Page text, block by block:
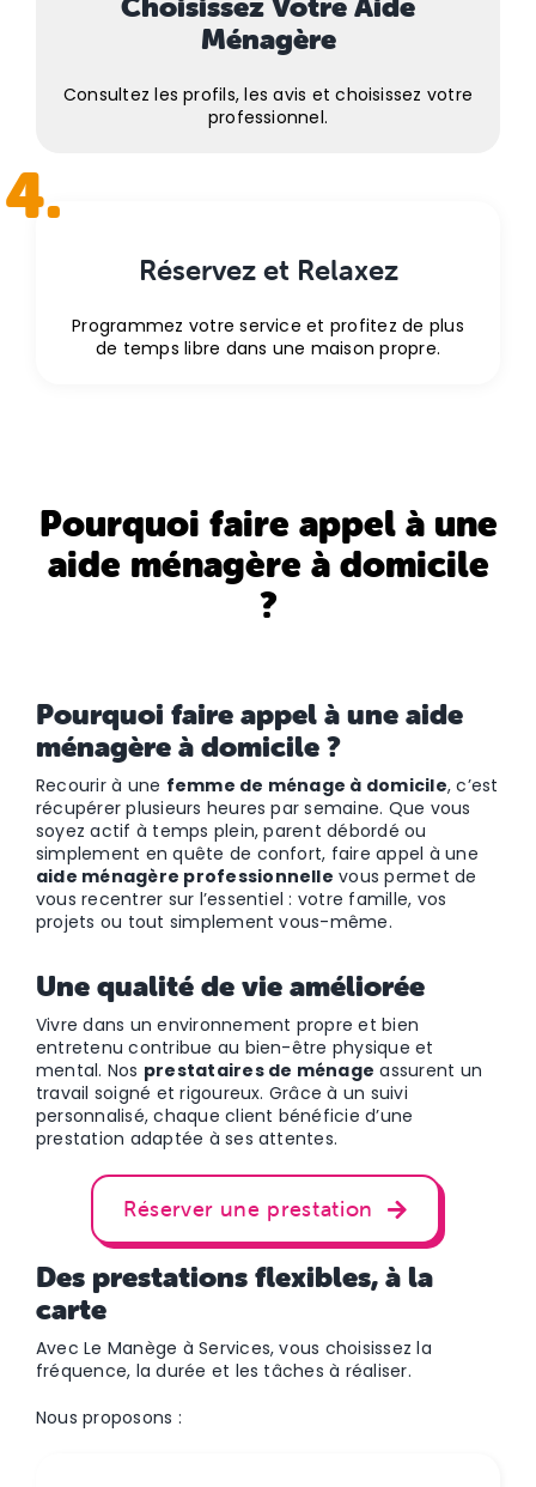
Ménagère
Consultez les profils, les avis et choisissez votre
professionnel.
4.
Réservez et Relaxez
Programmez votre service et profitez de plus
de temps libre dans une maison propre.
Pourquoi faire appel à une
aide ménagère à domicile
?
Pourquoi faire appel à une aide
ménagère à domicile ?
Recourir à une femme de ménage à domicile, c’est
récupérer plusieurs heures par semaine. Que vous
soyez actif à temps plein, parent débordé ou
simplement en quête de confort, faire appel à une
aide ménagère professionnelle vous permet de
vous recentrer sur l’essentiel : votre famille, vos
projets ou tout simplement vous-même.
Une qualité de vie améliorée
Vivre dans un environnement propre et bien
entretenu contribue au bien-être physique et
mental. Nos prestataires de ménage assurent un
travail soigné et rigoureux. Grâce à un suivi
personnalisé, chaque client bénéficie d’une
prestation adaptée à ses attentes.
Réserver une prestation
Des prestations flexibles, à la
carte
Avec Le Manège à Services, vous choisissez la
fréquence, la durée et les tâches à réaliser.
Nous proposons :